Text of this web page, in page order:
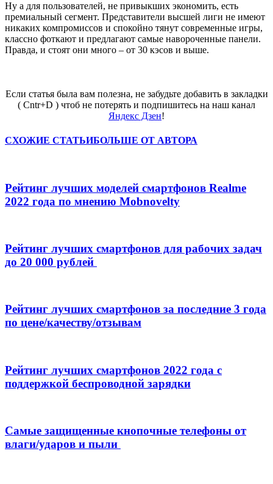
Ну а для пользователей, не привыкших экономить, есть
премиальный сегмент. Представители высшей лиги не имеют
никаких компромиссов и спокойно тянут современные игры,
классно фоткают и предлагают самые навороченные панели.
Правда, и стоят они много – от 30 кэсов и выше.
Если статья была вам полезна, не забудьте добавить в закладки
( Cntr+D ) чтоб не потерять и подпишитесь на наш канал
Яндекс Дзен!
СХОЖИЕ СТАТЬИБОЛЬШЕ ОТ АВТОРА
Рейтинг лучших моделей смартфонов Realme
2022 года по мнению Mobnovelty
Рейтинг лучших смартфонов для рабочих задач
до 20 000 рублей
Рейтинг лучших смартфонов за последние 3 года
по цене/качеству/отзывам
Рейтинг лучших смартфонов 2022 года с
поддержкой беспроводной зарядки
Самые защищенные кнопочные телефоны от
влаги/ударов и пыли